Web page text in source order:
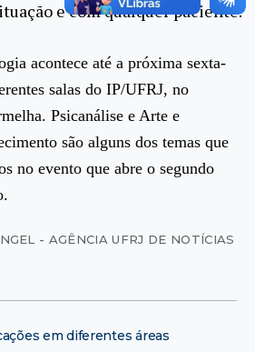
e com qualquer paciente.
acontece até a próxima sexta-
salas do IP/UFRJ, no
Psicanálise e Arte e
são alguns dos temas que
no evento que abre o segundo
- AGÊNCIA UFRJ DE NOTÍCIAS
em diferentes áreas